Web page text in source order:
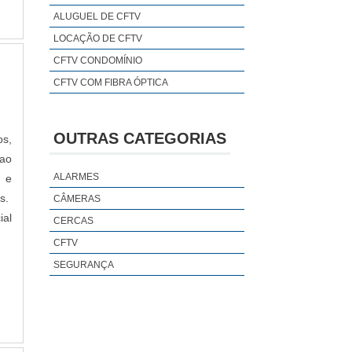
e
ALUGUEL DE CFTV
LOCAÇÃO DE CFTV
CFTV CONDOMÍNIO
CFTV COM FIBRA ÓPTICA
OUTRAS CATEGORIAS
ALARMES
CÂMERAS
CERCAS
CFTV
SEGURANÇA